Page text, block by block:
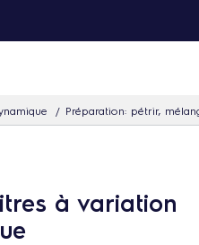
Préparation: pétrir,
à variation